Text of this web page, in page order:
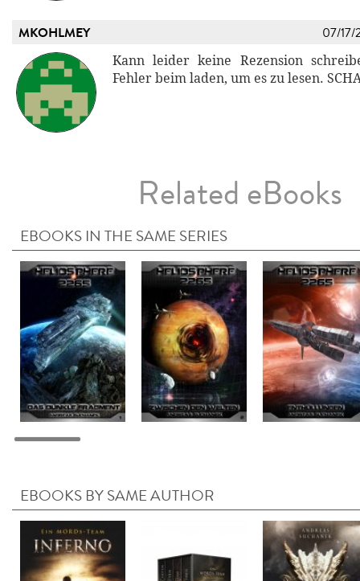
MKOHLMEY 07/17/
Kann leider keine Rezension
Fehler beim laden, um es zu lesen.
Related eBooks
EBOOKS IN THE SAME SERIES
EBOOKS BY SAME AUTHOR